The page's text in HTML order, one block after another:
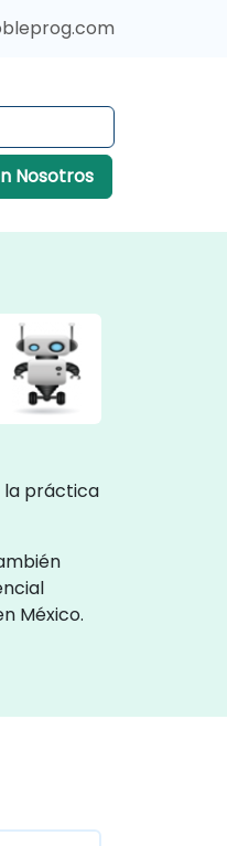
Nosotros
la práctica
México.